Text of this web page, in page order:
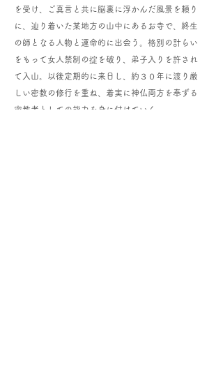
を受け、ご真言と共に脳裏に浮かんだ風景を頼り
に、辿り着いた某地方の山中にあるお寺で、終生
の師となる人物と運命的に出会う。格別の計らい
をもって女人禁制の掟を破り、弟子入りを許され
て入山。以後定期的に来日し、約３０年に渡り厳
しい密教の修行を重ね、着実に神仏両方を奉ずる
密教者としての能力を身に付けていく。